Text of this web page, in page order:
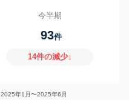
今半期
93件
14件の減少↓
年1月〜2025年6月